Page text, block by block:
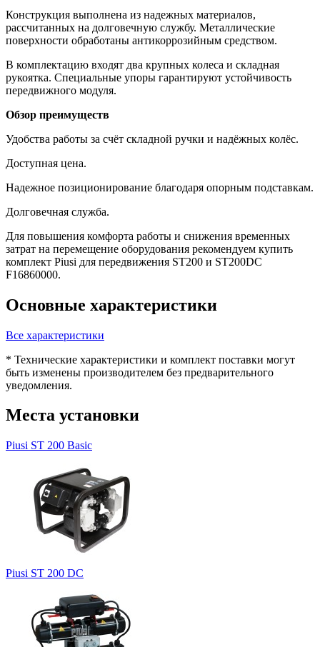
Конструкция выполнена из надежных материалов,
рассчитанных на долговечную службу. Металлические
поверхности обработаны антикоррозийным средством.
В комплектацию входят два крупных колеса и складная
рукоятка. Специальные упоры гарантируют устойчивость
передвижного модуля.
Обзор преимуществ
Удобства работы за счёт складной ручки и надёжных колёс.
Доступная цена.
Надежное позиционирование благодаря опорным подставкам.
Долговечная служба.
Для повышения комфорта работы и снижения временных
затрат на перемещение оборудования рекомендуем купить
комплект Piusi для передвижения ST200 и ST200DC
F16860000.
Основные характеристики
Все характеристики
* Технические характеристики и комплект поставки могут
быть изменены производителем без предварительного
уведомления.
Места установки
Piusi ST 200 Basic
Piusi ST 200 DC